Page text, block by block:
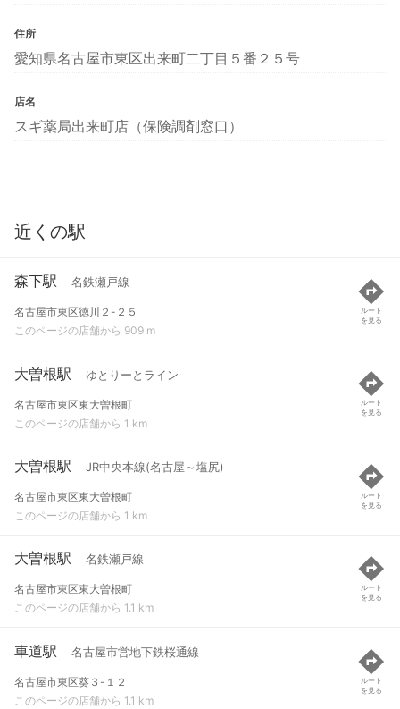
住所
愛知県名古屋市東区出来町二丁目５番２５号
店名
スギ薬局出来町店（保険調剤窓口）
近くの駅
森下駅 名鉄瀬戸線
名古屋市東区徳川２-２５
このページの店舗から 909 m
ルート
を見る
大曽根駅 ゆとりーとライン
名古屋市東区東大曽根町
このページの店舗から 1 km
ルート
を見る
大曽根駅 JR中央本線(名古屋～塩尻)
名古屋市東区東大曽根町
このページの店舗から 1 km
ルート
を見る
大曽根駅 名鉄瀬戸線
名古屋市東区東大曽根町
このページの店舗から 1.1 km
ルート
を見る
車道駅 名古屋市営地下鉄桜通線
名古屋市東区葵３-１２
このページの店舗から 1.1 km
ルート
を見る